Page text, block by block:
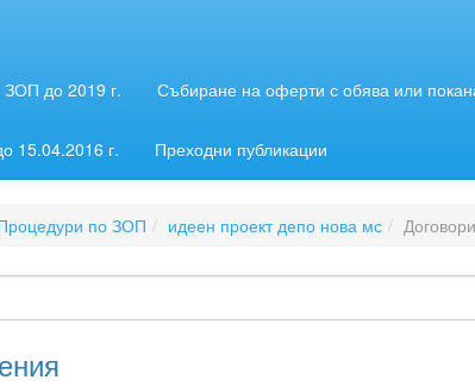
до 2019 г. Събиране на оферти с обява или
15.04.2016 г. Преходни публикации
по ЗОП идеен проект депо нова мс